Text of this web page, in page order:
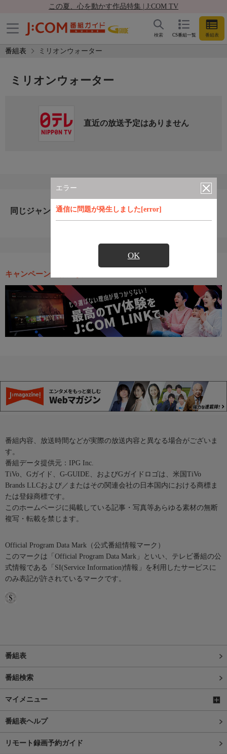
この夏、心を動かす作品特集 | J:COM TV
CS番組一覧 番組表
検索
番組表 ミリオンウォーター
エラー
通信に問題が発生しました[error]
OK
ミリオンウォーター
直近の放送予定はありません
同じジャンルのおすすめ番組
キャンペーン・お得な情報
番組内容、放送時間などが実際の放送内容と異なる場合がございま
す。
番組データ提供元：IPG Inc.
TiVo、Gガイド、G-GUIDE、およびGガイドロゴは、米国TiVo
Brands LLCおよび／またはその関連会社の日本国内における商標ま
たは登録商標です。
このホームページに掲載している記事・写真等あらゆる素材の無断
複写・転載を禁じます。
Official Program Data Mark（公式番組情報マーク）
このマークは「Official Program Data Mark」といい、テレビ番組の公
式情報である「SI(Service Information)情報」を利用したサービスに
のみ表記が許されているマークです。
番組表
番組検索
マイメニュー
番組表ヘルプ
リモート録画予約ガイド